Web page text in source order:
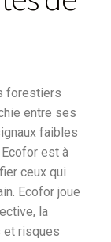
forestiers
entre ses
faibles
est à
ceux qui
Ecofor joue
la
et risques